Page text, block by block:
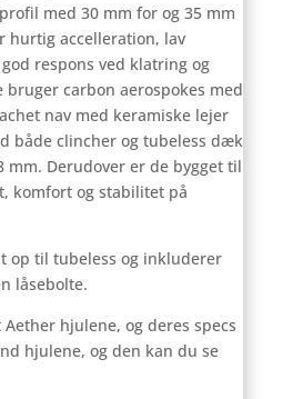
med 30 mm for og 35 mm
hurtig accelleration, lav
respons ved klatring og
bruger carbon aerospokes med
nav med keramiske lejer
både clincher og tubeless dæk
mm. Derudover er de bygget til
komfort og stabilitet på
op til tubeless og inkluderer
låsebolte.
hjulene, og deres specs
hjulene, og den kan du se